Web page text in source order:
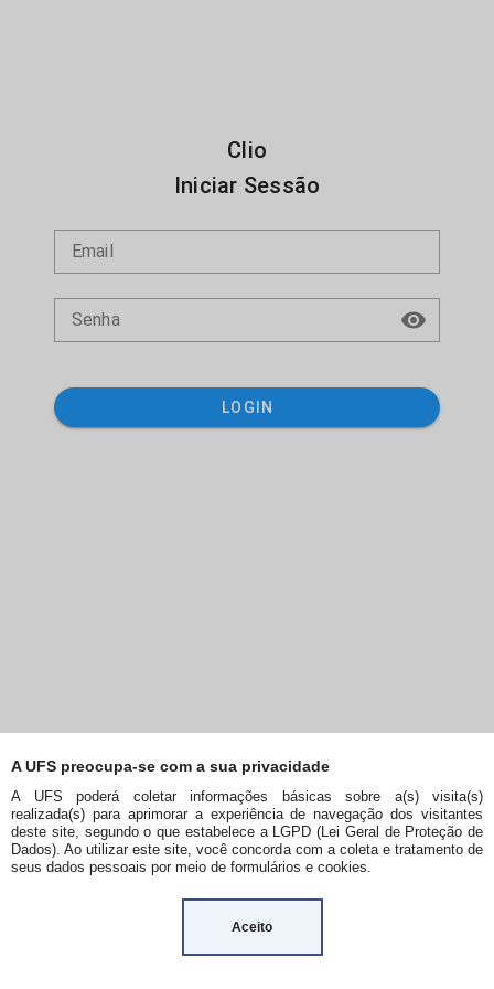
A UFS preocupa-se com a sua privacidade
A UFS poderá coletar informações básicas sobre a(s) visita(s)
realizada(s) para aprimorar a experiência de navegação dos visitantes
deste site, segundo o que estabelece a LGPD (Lei Geral de Proteção de
Dados). Ao utilizar este site, você concorda com a coleta e tratamento de
seus dados pessoais por meio de formulários e cookies.
Aceito
Clio
Iniciar Sessão
Email
Senha
LOGIN
TERMOS DE USO